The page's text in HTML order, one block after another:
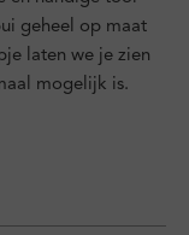
geheel op maat
laten we je zien
mogelijk is.